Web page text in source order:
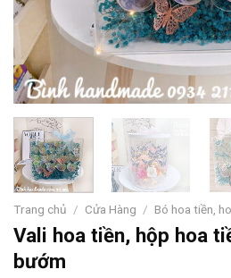
Trang chủ / Cửa Hàng / Bó hoa tiền,
Vali hoa tiền, hộp hoa
bướm